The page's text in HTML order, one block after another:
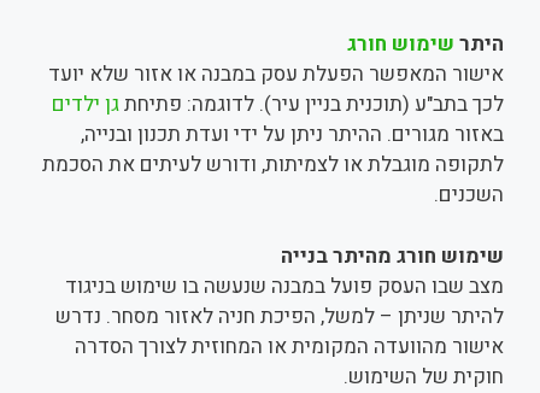
היתר שימוש חורג
אישור המאפשר הפעלת עסק במבנה או אזור שלא יועד
לכך בתב"ע (תוכנית בניין עיר). לדוגמה: פתיחתגן ילדים
באזור מגורים. ההיתר ניתן על ידי ועדת תכנון ובנייה,
לתקופה מוגבלת או לצמיתות, ודורש לעיתים את הסכמת
השכנים.
שימוש חורג מהיתר בנייה
מצב שבו העסק פועל במבנה שנעשה בו שימוש בניגוד
להיתר שניתן – למשל, הפיכת חניה לאזור מסחר. נדרש
אישור מהוועדה המקומית או המחוזית לצורך הסדרה
חוקית של השימוש.